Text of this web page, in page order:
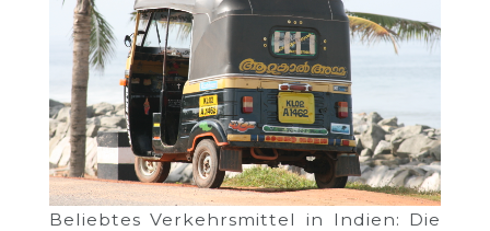
Beliebtes Verkehrsmittel in Indien: Die